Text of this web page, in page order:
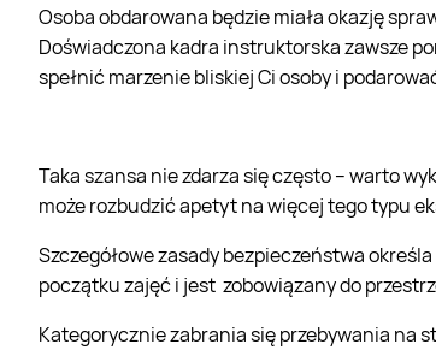
Osoba obdarowana będzie miała okazję
Doświadczona kadra instruktorska zawsze
spełnić marzenie bliskiej Ci osoby i
Taka szansa nie zdarza się często – warto
może rozbudzić apetyt na więcej tego typu
Szczegółowe zasady bezpieczeństwa określa
początku zajęć i jest zobowiązany do
Kategorycznie zabrania się przebywania na